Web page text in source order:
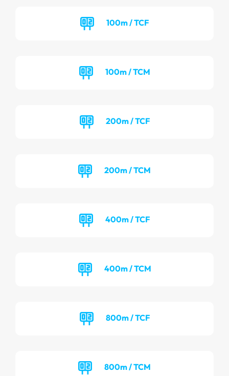
100m / TCF
100m / TCM
200m / TCF
200m / TCM
400m / TCF
400m / TCM
800m / TCF
800m / TCM